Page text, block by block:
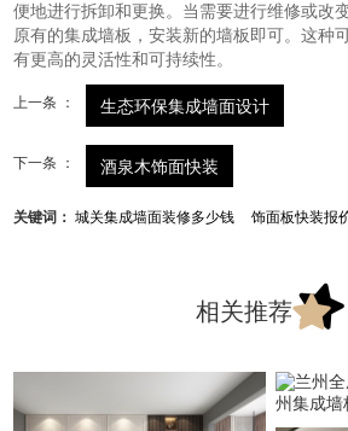
便地进行拆卸和更换。当需要进行维修或改
原有的集成墙板，安装新的墙板即可。这种
有更高的灵活性和可持续性。
上一条 ： 生态环保集成墙面设计
下一条 ： 酒泉木饰面快装
关键词：城关集成墙面装修多少钱 饰面板快装报
相关推荐